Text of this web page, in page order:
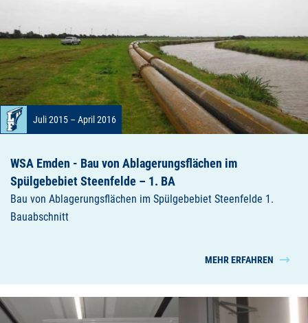
Juli 2015 – April 2016
WSA Emden - Bau von Ablagerungsflächen im
Spülgebebiet Steenfelde – 1. BA
Bau von Ablagerungsflächen im Spülgebebiet Steenfelde 1.
Bauabschnitt
MEHR ERFAHREN